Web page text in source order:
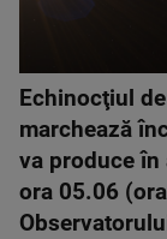
Echinocţiul
marchează
va produce în
ora 05.06